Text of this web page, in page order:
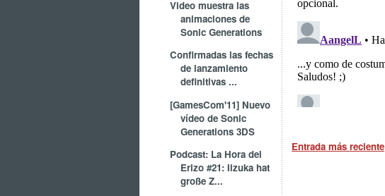
Video muestra las
animaciones de
Sonic Generations
Confirmadas las fechas
de lanzamiento
definitivas ...
[GamesCom'11] Nuevo
vídeo de Sonic
Generations 3DS
Podcast: La Hora del
Erizo #21: Iizuka hat
große Z...
Entrada más reciente